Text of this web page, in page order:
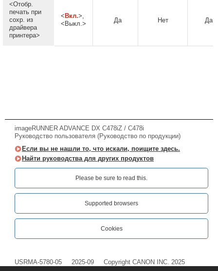
<Отобр.
печать при
сохр. из
драйвера
принтера>
< Вкл.>,
<Выкл.>
Да Нет Да
imageRUNNER ADVANCE DX C478iZ / C478i
Руководство пользователя (Руководство по продукции)
Если вы не нашли то, что искали, поищите здесь.
Найти руководства для других продуктов
Please be sure to read this.‎
Supported browsers
Cookies
USRMA-5780-05 2025-09 Copyright CANON INC. 2025